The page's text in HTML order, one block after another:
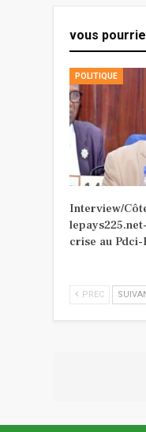
vous
POLITIQUE
Interview/
crise au
PREC